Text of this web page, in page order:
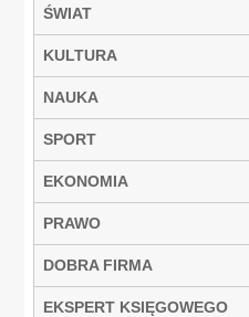
ŚWIAT
KULTURA
NAUKA
SPORT
EKONOMIA
PRAWO
DOBRA FIRMA
EKSPERT KSIĘGOWEGO